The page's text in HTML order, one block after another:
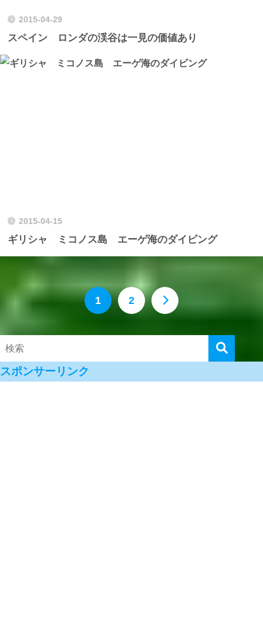
2015-04-29
スペイン ロンダの渓谷は一見の価値あり
2015-04-15
ギリシャ ミコノス島 エーゲ海のダイビング
1 2
スポンサーリンク